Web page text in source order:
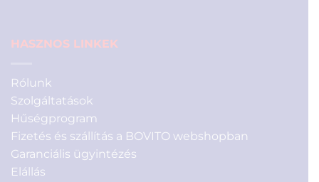
HASZNOS LINKEK
Rólunk
Szolgáltatások
Hűségprogram
Fizetés és szállítás a BOVITO webshopban
Garanciális ügyintézés
Elállás